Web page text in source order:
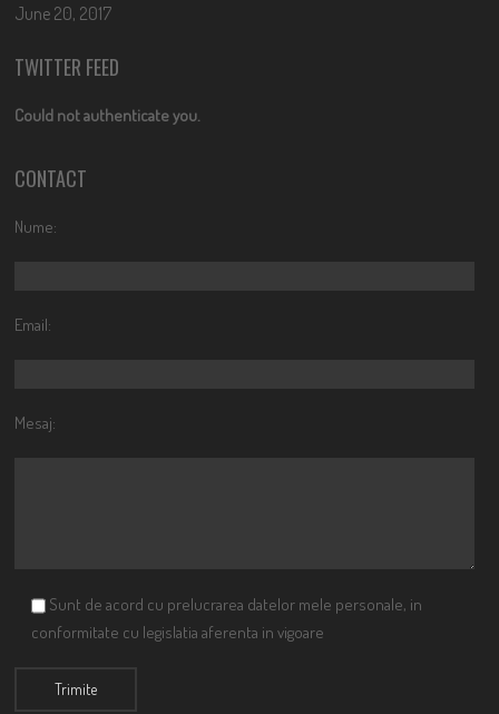
June 20, 2017
TWITTER FEED
Could not authenticate you.
CONTACT
Nume:
Email:
Mesaj:
Sunt de acord cu prelucrarea datelor mele personale, in
conformitate cu legislatia aferenta in vigoare